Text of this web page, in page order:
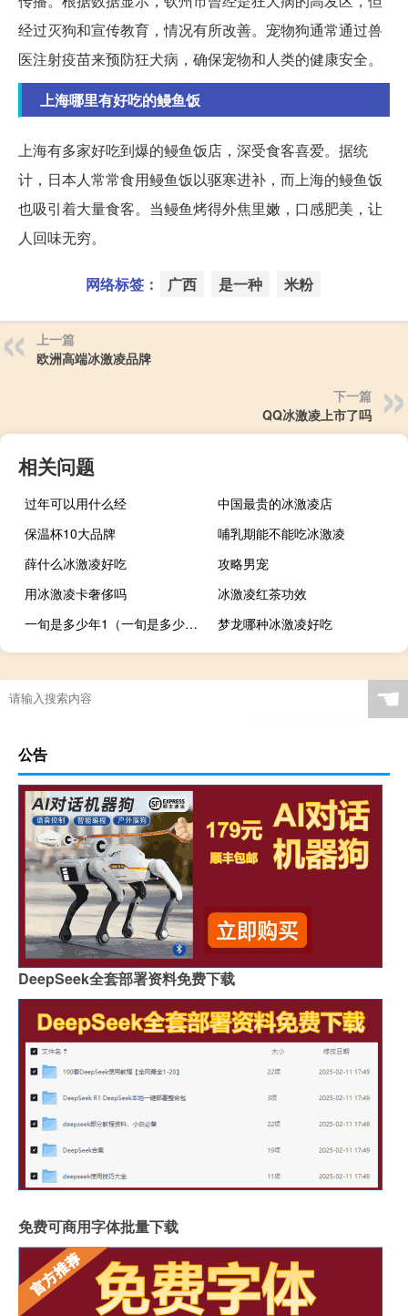
经过灭狗和宣传教育，情况有所改善。宠物狗通常通过兽
医注射疫苗来预防狂犬病，确保宠物和人类的健康安全。
上海哪里有好吃的鳗鱼饭
上海有多家好吃到爆的鳗鱼饭店，深受食客喜爱。据统
计，日本人常常食用鳗鱼饭以驱寒进补，而上海的鳗鱼饭
也吸引着大量食客。当鳗鱼烤得外焦里嫩，口感肥美，让
人回味无穷。
网络标签： 广西 是一种 米粉
上一篇
欧洲高端冰激凌品牌
下一篇
QQ冰激凌上市了吗
相关问题
过年可以用什么经
中国最贵的冰激凌店
保温杯10大品牌
哺乳期能不能吃冰激凌
薛什么冰激凌好吃
攻略男宠
用冰激凌卡奢侈吗
冰激凌红茶功效
一旬是多少年1（一旬是多少年）
梦龙哪种冰激凌好吃
☚
公告
DeepSeek全套部署资料免费下载
免费可商用字体批量下载